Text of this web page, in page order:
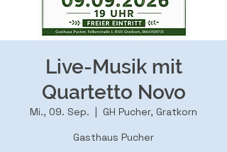
Live-Musik mit
Quartetto Novo
Mi., 09. Sep.
  |
GH Pucher, Gratkorn
Gasthaus Pucher